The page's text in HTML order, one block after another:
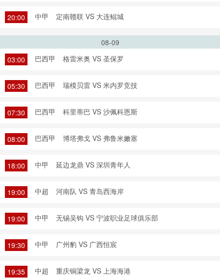
20:00 中甲 定南赣联 VS 大连鲲城
08-09
03:00
巴西甲 格雷米奥 VS 圣保罗
05:30 巴西甲 瑞模贝雷 VS 米内罗竞技
07:30 巴西甲 科里蒂巴 VS 沙佩科恩斯
08:00 巴西甲 博塔弗戈 VS 弗鲁米嫩塞
18:00 中甲 延边龙鼎 VS 深圳青年人
19:00 中超 河南队 VS 青岛西海岸
19:00 中甲 无锡吴钩 VS 宁波职业足球俱乐部
19:30 中甲 广州豹 VS 广西恒宸
19:35 中超 重庆铜梁龙 VS 上海海港